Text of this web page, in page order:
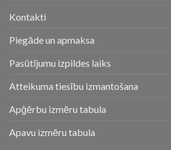
Kontakti
Piegāde un apmaksa
Pasūtījumu izpildes laiks
Atteikuma tiesību izmantošana
Apģērbu izmēru tabula
Apavu izmēru tabula